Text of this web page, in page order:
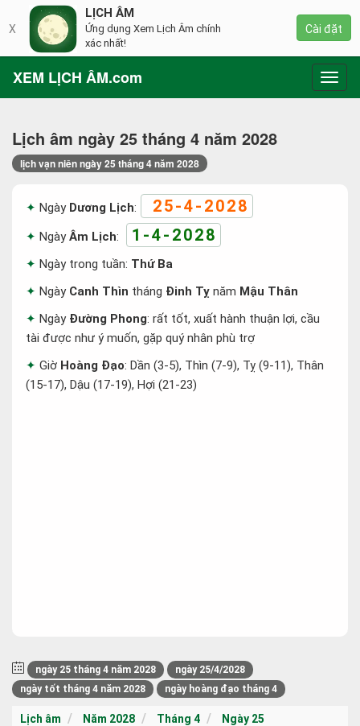
XEM LỊCH ÂM.com
Lịch âm ngày 25 tháng 4 năm 2028
lịch vạn niên ngày 25 tháng 4 năm 2028
Ngày Dương Lịch: 25-4-2028
NgàyÂm Lịch: 1-4-2028
Ngày trong tuần: Thứ Ba
Ngày Canh Thìn tháng Đinh Tỵ năm Mậu Thân
Ngày Đường Phong: rất tốt, xuất hành thuận lợi, cầu
tài được như ý muốn, gặp quý nhân phù trợ
Giờ Hoàng Đạo: Dần (3-5), Thìn (7-9), Tỵ (9-11), Thân
(15-17), Dậu (17-19), Hợi (21-23)
ngày 25 tháng 4 năm 2028
ngày 25/4/2028
ngày tốt tháng 4 năm 2028
ngày hoàng đạo tháng 4
Lịch âm Năm 2028 Tháng 4 Ngày 25
X
LỊCH ÂM
Ứng dụng Xem Lịch Âm chính
xác nhất!
Cài đặt